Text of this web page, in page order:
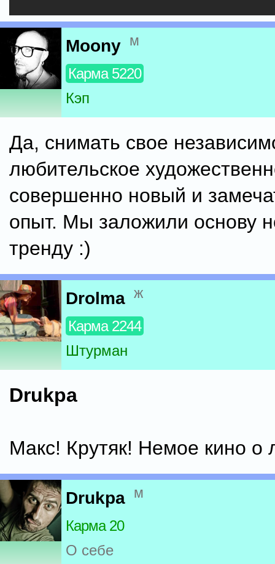
Moony м
Карма 5220
Кэп
Да, снимать свое
любительское
совершенно новый и
опыт. Мы заложили основу
тренду :)
Drolma ж
Карма 2244
Штурман
Drukpa
Макс! Крутяк! Немое кино о
Drukpa м
Карма 20
О себе